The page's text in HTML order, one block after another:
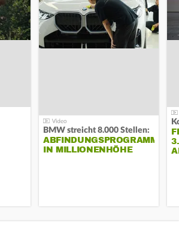
BMW streicht 8.000 Stellen:
ABFINDUNGSPROGRAMM
IN MILLIONENHÖHE